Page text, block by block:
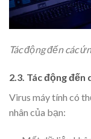
Tác động đến các
2.3. Tác động đến
Virus máy tính có
nhân của bạn: